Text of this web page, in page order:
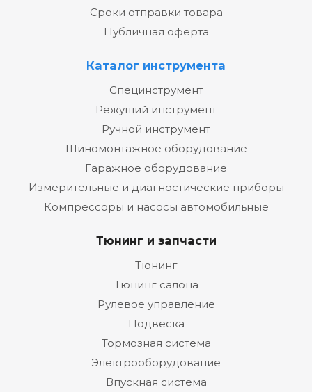
Сроки отправки товара
Публичная оферта
Каталог инструмента
Специнструмент
Режущий инструмент
Ручной инструмент
Шиномонтажное оборудование
Гаражное оборудование
Измерительные и диагностические приборы
Компрессоры и насосы автомобильные
Тюнинг и запчасти
Тюнинг
Тюнинг салона
Рулевое управление
Подвеска
Тормозная система
Электрооборудование
Впускная система